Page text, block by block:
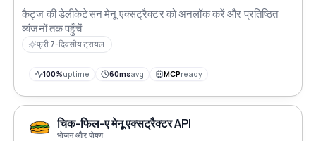
कैट्ज़ की डेलीकेटेसन मेनू एक्सट्रैक्टर को अनलॉक करें और प्रतिष्ठित
व्यंजनों तक पहुँचें
फ्री 7-दिवसीय ट्रायल
100%uptime 60msavg MCPready
चिक-फिल-ए मेनू एक्सट्रैक्टर API
भोजन और पोषण